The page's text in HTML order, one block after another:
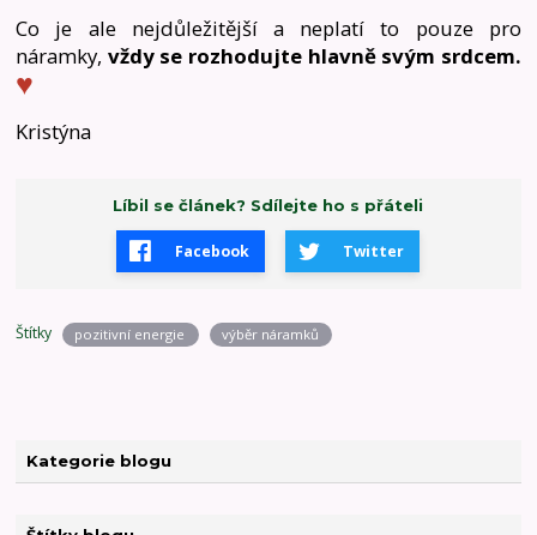
Kategorie blogu
Co je ale nejdůležitější a neplatí to pouze pro
náramky, vždy se rozhodujte hlavně svým srdcem.
♥
Kristýna
Líbil se článek? Sdílejte ho s přáteli
Facebook Twitter
Štítky pozitivní energie výběr náramků